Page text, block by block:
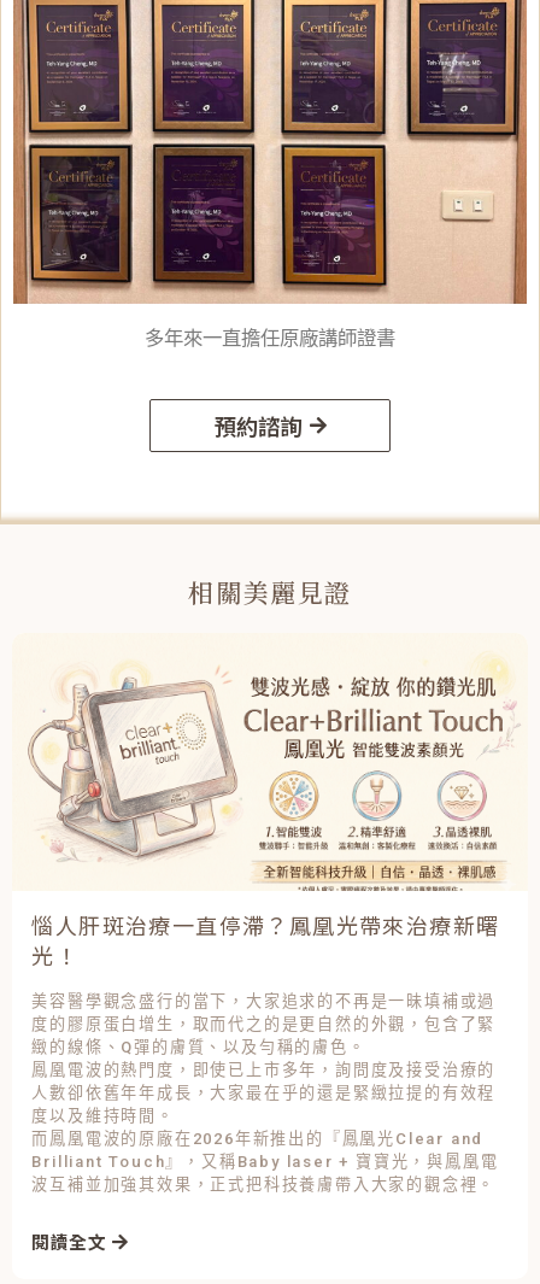
多年來一直擔任原廠講師證書
預約諮詢
相關美麗見證
惱人肝斑治療一直停滯？鳳凰光帶來治療新曙
光！
美容醫學觀念盛行的當下，大家追求的不再是一昧填補或過
度的膠原蛋白增生，取而代之的是更自然的外觀，包含了緊
緻的線條、Q彈的膚質、以及勻稱的膚色。
鳳凰電波的熱門度，即使已上市多年，詢問度及接受治療的
人數卻依舊年年成長，大家最在乎的還是緊緻拉提的有效程
度以及維持時間。
而鳳凰電波的原廠在2026年新推出的『鳳凰光Clear and
Brilliant Touch』，又稱Baby laser + 寶寶光，與鳳凰電
波互補並加強其效果，正式把科技養膚帶入大家的觀念裡。
閱讀全文